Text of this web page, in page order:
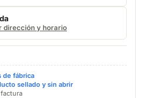
dirección y horario
de fábrica
sellado y sin abrir